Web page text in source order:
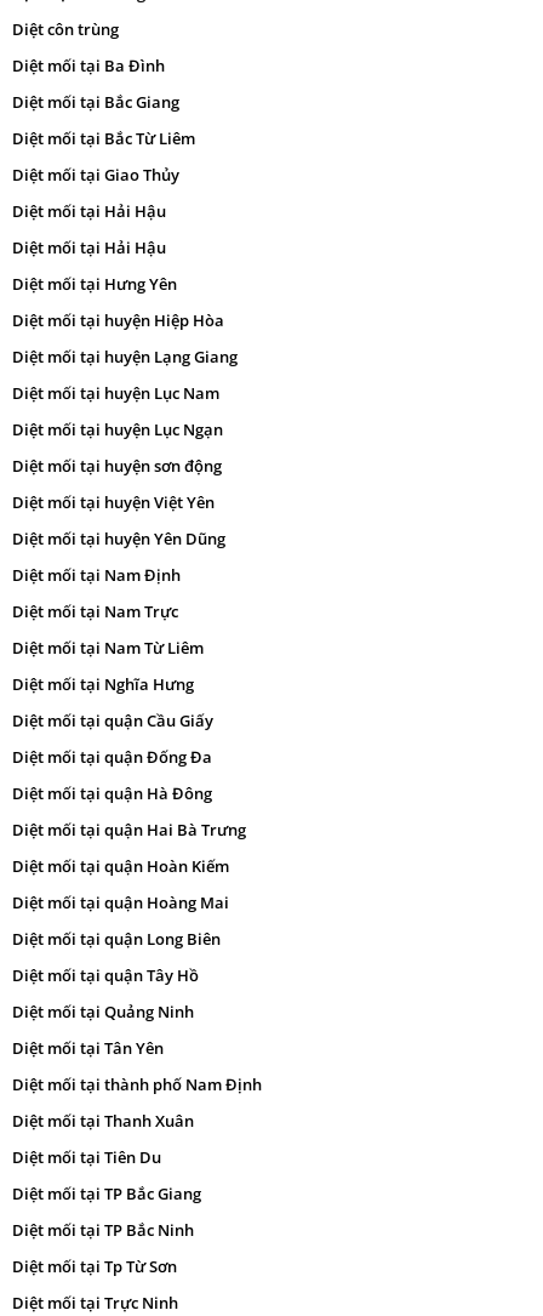
Diệt côn trùng
Diệt mối tại Ba Đình
Diệt mối tại Bắc Giang
Diệt mối tại Bắc Từ Liêm
Diệt mối tại Giao Thủy
Diệt mối tại Hải Hậu
Diệt mối tại Hải Hậu
Diệt mối tại Hưng Yên
Diệt mối tại huyện Hiệp Hòa
Diệt mối tại huyện Lạng Giang
Diệt mối tại huyện Lục Nam
Diệt mối tại huyện Lục Ngạn
Diệt mối tại huyện sơn động
Diệt mối tại huyện Việt Yên
Diệt mối tại huyện Yên Dũng
Diệt mối tại Nam Định
Diệt mối tại Nam Trực
Diệt mối tại Nam Từ Liêm
Diệt mối tại Nghĩa Hưng
Diệt mối tại quận Cầu Giấy
Diệt mối tại quận Đống Đa
Diệt mối tại quận Hà Đông
Diệt mối tại quận Hai Bà Trưng
Diệt mối tại quận Hoàn Kiếm
Diệt mối tại quận Hoàng Mai
Diệt mối tại quận Long Biên
Diệt mối tại quận Tây Hồ
Diệt mối tại Quảng Ninh
Diệt mối tại Tân Yên
Diệt mối tại thành phố Nam Định
Diệt mối tại Thanh Xuân
Diệt mối tại Tiên Du
Diệt mối tại TP Bắc Giang
Diệt mối tại TP Bắc Ninh
Diệt mối tại Tp Từ Sơn
Diệt mối tại Trực Ninh